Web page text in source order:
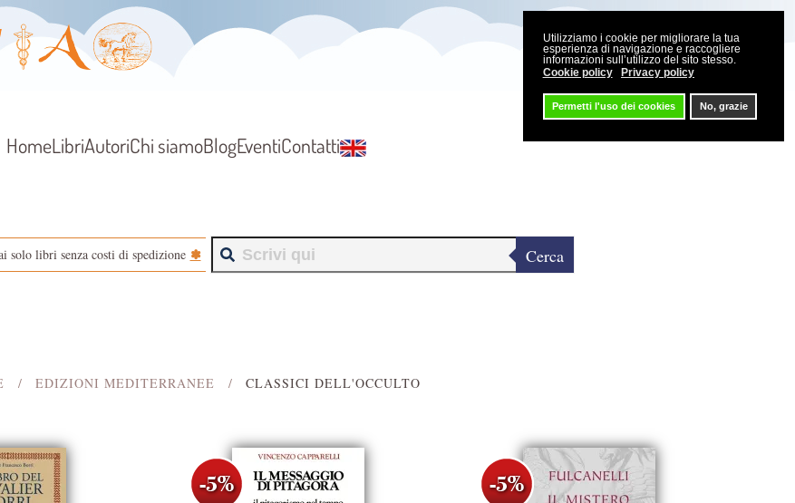
Utilizziamo i cookie per migliorare la tua
esperienza di navigazione e raccogliere
informazioni sull’utilizzo del sito stesso.
Cookie policy
Privacy policy
Permetti l'uso dei cookies No, grazie
HomeLibriAutoriChi siamoBlogEventiContatti
solo libri senza costi di spedizione ✽ Cerca
EDIZIONI MEDITERRANEE CLASSICI DELL'OCCULTO